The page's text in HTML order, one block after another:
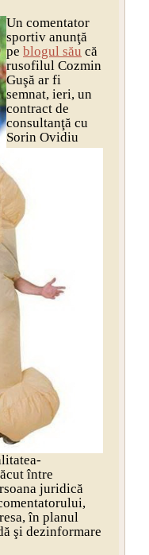
Un comentator
sportiv anunţă
pe blogul său că
rusofilul Cozmin
Guşă ar fi
semnat, ieri, un
contract de
consultanţă cu
Sorin Ovidiu
între
juridică
în planul
şi dezinformare